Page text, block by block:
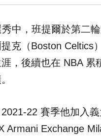
中，班提爾於第二
克（Boston Celtics
，後續也在 NBA 累
22 賽季他加入
Armani Exchange